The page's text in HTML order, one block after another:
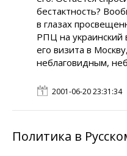
бестактность?
в глазах
РПЦ на украинский
его визита в
неблаговидным,
2001-06-20 23:31:34
Политика в